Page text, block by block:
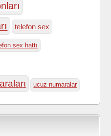
telefon sex
sex hattı
ucuz numaralar